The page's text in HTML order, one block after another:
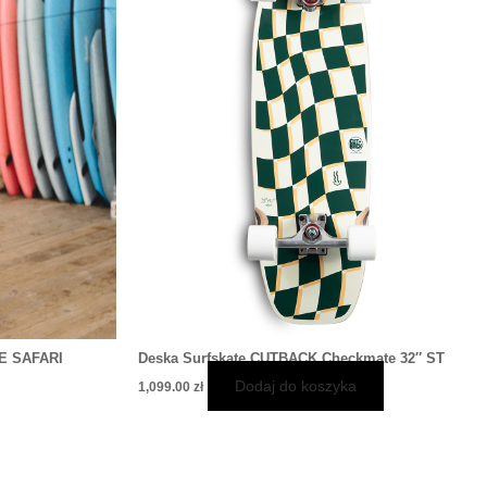
SAFARI Deska Surfskate CUTBACK Checkmate 32″ ST
1,099.00 zł Dodaj do koszyka